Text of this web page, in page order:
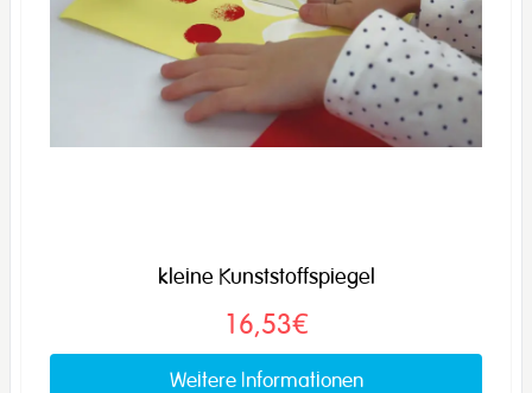
kleine Kunststoffspiegel
16,53€
Weitere Informationen